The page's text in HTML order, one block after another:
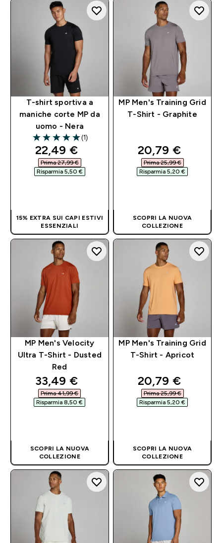
T-shirt sportiva a
maniche corte MP da
uomo - Nera
5 out of 5 stars
(1)
discounted price
22,49 €‎
Prima 27,99 €‎
Risparmia 5,50 €‎
15% EXTRA SUI CAPI ESTIVI
ESSENZIALI
MP Men's Training Grid
T-Shirt - Graphite
discounted
20,79 €‎
Prima 25,99 €‎
Risparmia 5,20 €‎
SCOPRI LA NUOVA
COLLEZIONE
MP Men's Velocity
Ultra T-Shirt - Dusted
Red
discounted price
33,49 €‎
Prima 41,99 €‎
Risparmia 8,50 €‎
SCOPRI LA NUOVA
COLLEZIONE
MP Men's Training Grid
T-Shirt - Apricot
discounted
20,79 €‎
Prima 25,99 €‎
Risparmia 5,20 €‎
SCOPRI LA NUOVA
COLLEZIONE